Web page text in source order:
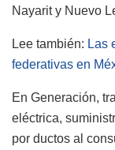
Nayarit y Nuevo
Lee también: Las
federativas en
En Generación,
eléctrica,
por ductos al